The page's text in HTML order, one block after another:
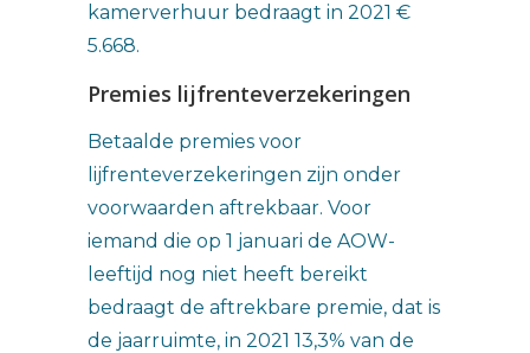
kamerverhuur bedraagt in 2021 €
5.668.
Premies lijfrenteverzekeringen
Betaalde premies voor
lijfrenteverzekeringen zijn onder
voorwaarden aftrekbaar. Voor
iemand die op 1 januari de AOW-
leeftijd nog niet heeft bereikt
bedraagt de aftrekbare premie, dat is
de jaarruimte, in 2021 13,3% van de